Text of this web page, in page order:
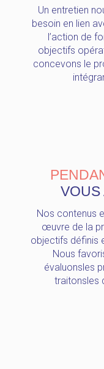
Un entretien
besoin en lien
l’action de
objectifs
concevons le
VOUS
Nos contenus
œuvre de la
objectifs définis
Nous
évaluonsles
traitonsles